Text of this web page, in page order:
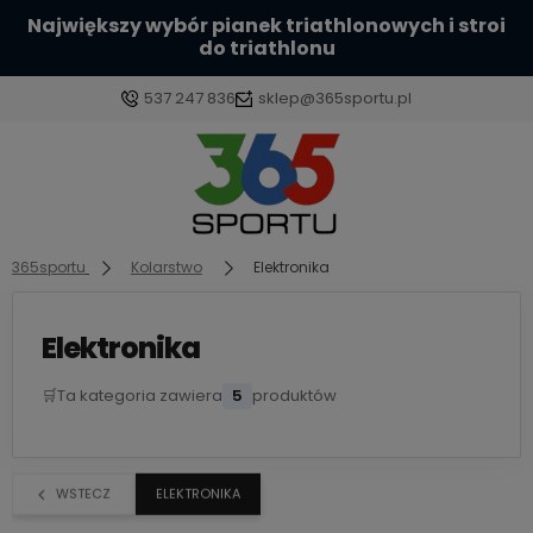
Największy wybór pianek triathlonowych i stroi
do triathlonu
537 247 836 sklep@365sportu.pl
Zaloguj się
Załóż konto
Wybierz coś dla siebie z naszej aktualnej oferty lub
365sportu Kolarstwo Elektronika
Elektronika
🛒Ta kategoria zawiera 5 produktów
WSTECZ ELEKTRONIKA